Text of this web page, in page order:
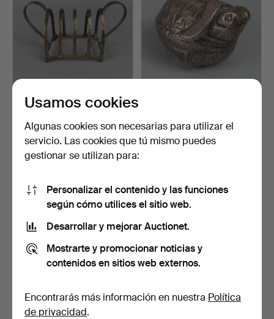
PORTATOSTADAS DE
INGLÉ…
Subastado 24 may 2026
3 pujas
115 USD
Subastado 5 abr 2026
4 pujas
JOYAS DE PLATA.
Usamos cookies
Algunas cookies son necesarias para utilizar el
servicio. Las cookies que tú mismo puedes
gestionar se utilizan para:
Personalizar el contenido y las funciones
según cómo utilices el sitio web.
Desarrollar y mejorar Auctionet.
Mostrarte y promocionar noticias y
contenidos en sitios web externos.
Encontrarás más información en nuestra Política
de privacidad.